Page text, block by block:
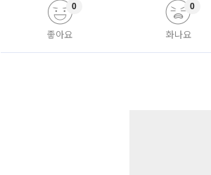
좋아요
0
화나요
0